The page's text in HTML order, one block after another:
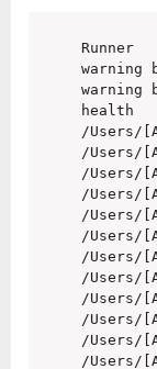
Runner
warning
warning
health
/Users/
/Users/
/Users/
/Users/
/Users/
/Users/
/Users/
/Users/
/Users/
/Users/
/Users/
/Users/